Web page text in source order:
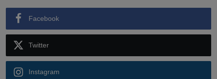
Facebook
Twitter
Instagram